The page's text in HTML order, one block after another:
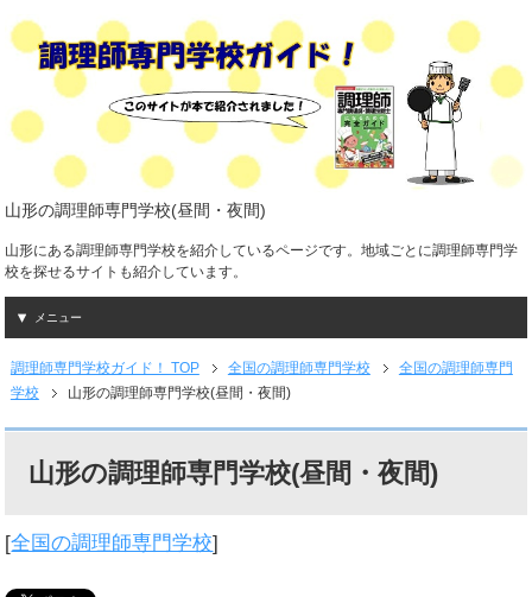
山形の調理師専門学校(昼間・夜間)
山形にある調理師専門学校を紹介しているページです。地域ごとに調理師専門学
校を探せるサイトも紹介しています。
メニュー
調理師専門学校ガイド！ TOP 全国の調理師専門学校
全国の調理師専門
学校
山形の調理師専門学校(昼間・夜間)
山形の調理師専門学校(昼間・夜間)
[全国の調理師専門学校]